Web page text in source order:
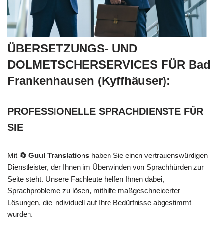
ÜBERSETZUNGS- UND
DOLMETSCHERSERVICES FÜR Bad
Frankenhausen (Kyffhäuser):
PROFESSIONELLE SPRACHDIENSTE FÜR
SIE
Mit 🔄 Guul Translations haben Sie einen vertrauenswürdigen
Dienstleister, der Ihnen im Überwinden von Sprachhürden zur
Seite steht. Unsere Fachleute helfen Ihnen dabei,
Sprachprobleme zu lösen, mithilfe maßgeschneiderter
Lösungen, die individuell auf Ihre Bedürfnisse abgestimmt
wurden.